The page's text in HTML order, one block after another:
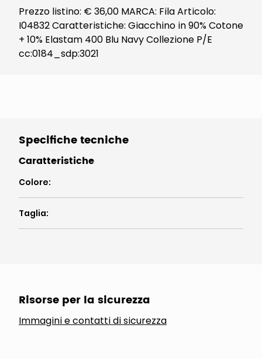
Prezzo listino: € 36,00 MARCA: Fila Articolo:
I04832 Caratteristiche: Giacchino in 90% Cotone
+ 10% Elastam 400 Blu Navy Collezione P/E
cc:0184_sdp:3021
Specifiche tecniche
Caratteristiche
Colore:
Taglia:
Risorse per la sicurezza
Immagini e contatti di sicurezza